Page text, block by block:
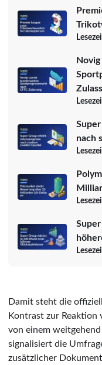
nach
Damit steht die
Kontrast zur Reaktion
von einem
signalisiert die
zusätzlicher